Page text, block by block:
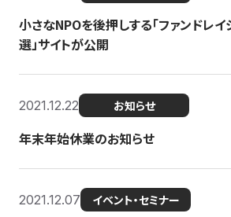
小さなNPOを後押しする「ファンドレ
選」サイトが公開
2021.12.22 お知らせ
年末年始休業のお知らせ
2021.12.07 イベント・セミナー